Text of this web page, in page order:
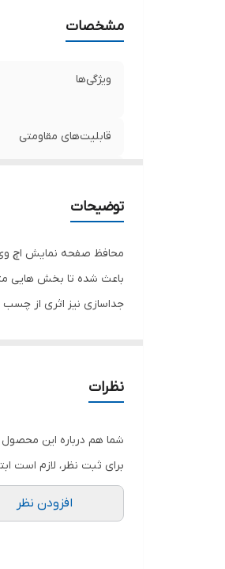
مشخصات
ویژگی‌ها
قابلیت‌های مقاومتی
دارای محافظ برای قسمت
رنگ
توضیحات
محافظ صفحه نمایش اچ وی
باعث شده تا بخش هایی
جداسازی نیز اثری از
نظرات
شما هم درباره این محصول
برای ثبت نظر، لازم است
افزودن نظر